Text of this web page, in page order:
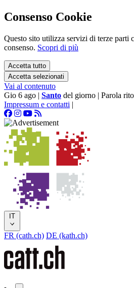
Consenso Cookie
Questo sito utilizza servizi di terze parti
consenso. Scopri di più
Accetta tutto
Accetta selezionati
Vai al contenuto
Gio 6 ago | Santo del giorno | Parola rito
Impressum e contatti |
IT
FR (cath.ch) DE (kath.ch)